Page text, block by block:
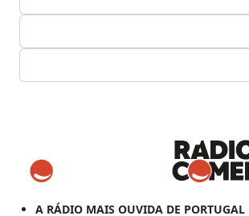
A RÁDIO MAIS OUVIDA DE PORTUGAL